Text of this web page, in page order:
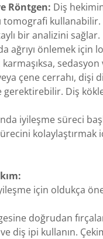
Röntgen: Diş
tomografi
bir analizini sağlar.
ağrıyı önlemek
çene cerrahı, dişi
Diş
iyileşme süreci
kolaylaştırmak
için oldukça
doğrudan
diş ipi kullanın.